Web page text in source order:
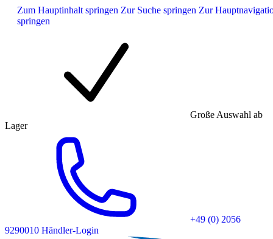
Zum Hauptinhalt springen Zur Suche springen Zur
springen
Große Auswahl ab
Lager
+49 (0) 2056
9290010 Händler-Login